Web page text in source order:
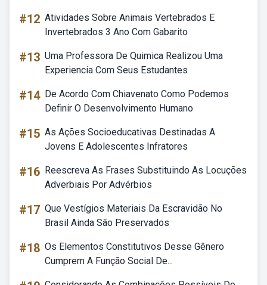
#12 Atividades Sobre Animais Vertebrados E
Invertebrados 3 Ano Com Gabarito
#13 Uma Professora De Quimica Realizou Uma
Experiencia Com Seus Estudantes
#14 De Acordo Com Chiavenato Como Podemos
Definir O Desenvolvimento Humano
#15 As Ações Socioeducativas Destinadas A
Jovens E Adolescentes Infratores
#16 Reescreva As Frases Substituindo As Locuções
Adverbiais Por Advérbios
#17 Que Vestígios Materiais Da Escravidão No
Brasil Ainda São Preservados
#18 Os Elementos Constitutivos Desse Gênero
Cumprem A Função Social De...